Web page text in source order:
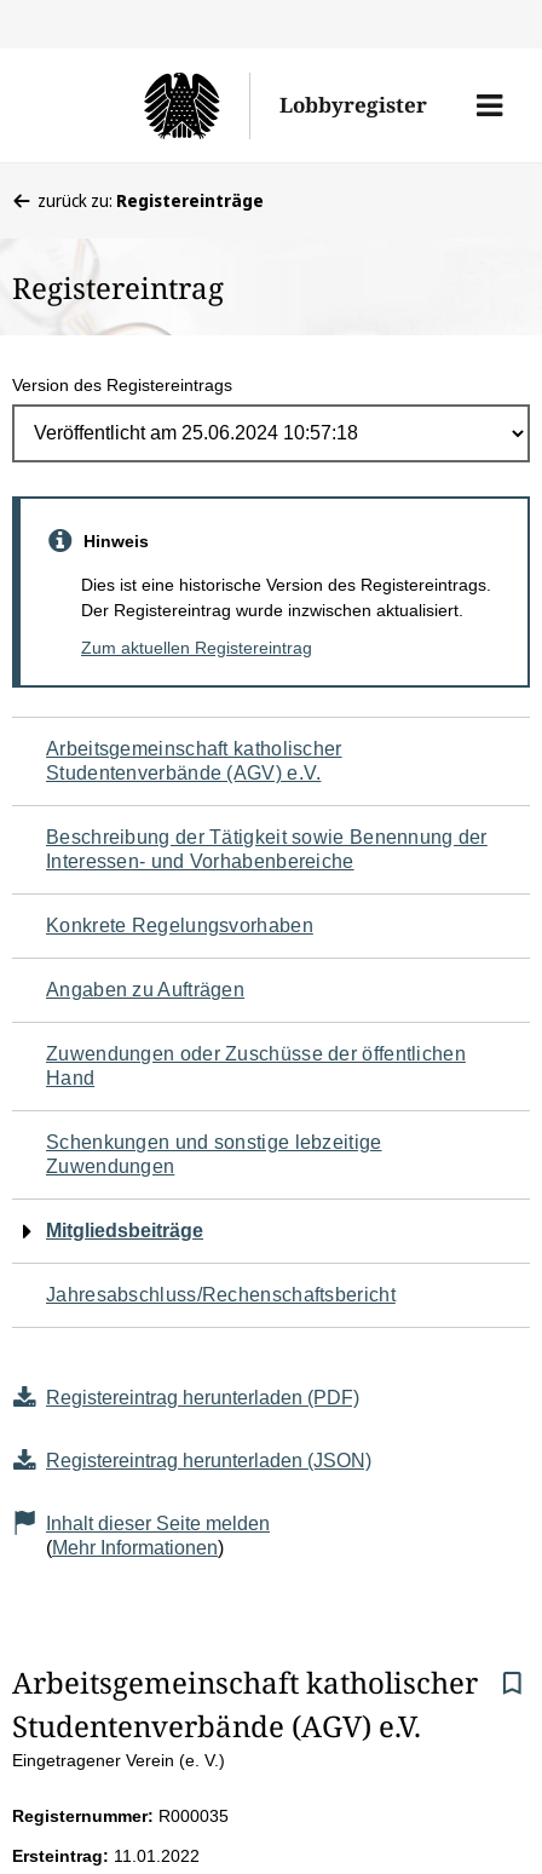
Lobbyregister
Menü
befinden
hier:
zurück zu: Registereinträge
Registereintrag
Version des Registereintrags
Hinweis
Dies ist eine historische Version des Registereintrags.
Der Registereintrag wurde inzwischen aktualisiert.
Zum aktuellen Registereintrag
Navigation
für
den
Seiteninhalt
Arbeitsgemeinschaft katholischer
Studentenverbände (AGV) e.V.
Beschreibung der Tätigkeit sowie Benennung der
Interessen- und Vorhabenbereiche
Konkrete Regelungsvorhaben
Angaben zu Aufträgen
Zuwendungen oder Zuschüsse der öffentlichen
Hand
Schenkungen und sonstige lebzeitige
Zuwendungen
Mitgliedsbeiträge
Jahresabschluss/Rechenschaftsbericht
Registereintrag herunterladen (PDF)
Registereintrag herunterladen (JSON)
Inhalt dieser Seite melden
(Mehr Informationen)
S
e
t
Arbeitsgemeinschaft katholischer
Studentenverbände (AGV) e.V.
Eingetragener Verein (e. V.)
Registernummer: R000035
Ersteintrag: 11.01.2022